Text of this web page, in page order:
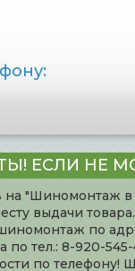
ЕСЛИ НЕ
на "Шиномонтаж
выдачи
по
по тел.: 8-920-
по